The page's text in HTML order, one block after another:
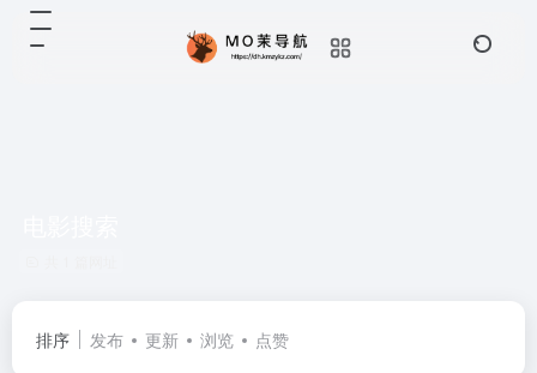
排序 发布 更新 浏览 点赞